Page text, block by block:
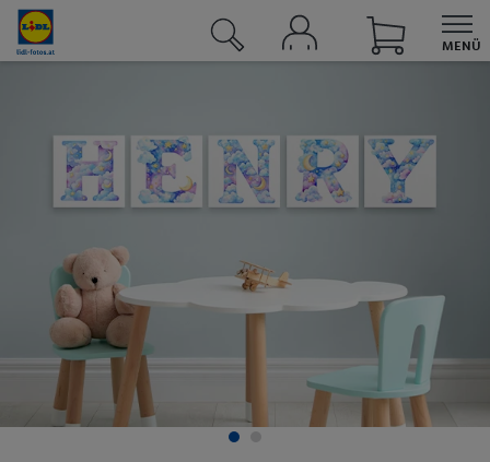
MENÜ
Angebote
Sortimente
Lidl Connect
Lidl Energie
Reisen
Fotos